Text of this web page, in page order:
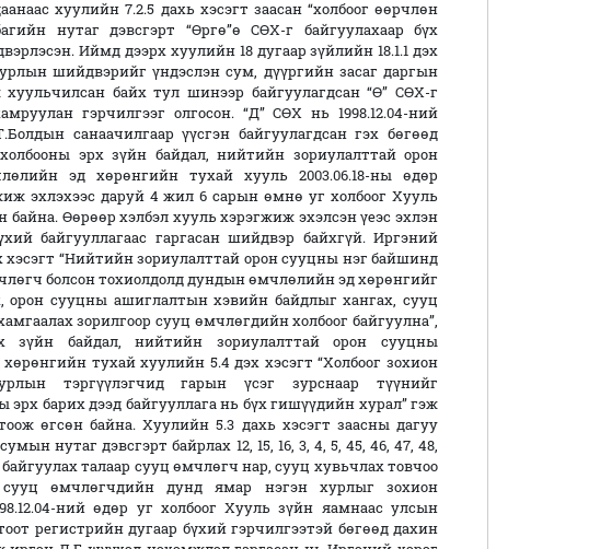
хуулийн 7.2.5 дахь хэсэгт заасан “холбоог өөрчлөн
нутаг дэвсгэрт “Өргө”ө СӨХ-г байгуулахаар бүх
Иймд дээрх хуулийн 18 дугаар зүйлийн 18.1.1 дэх
шийдвэрийг үндэслэн сум, дүүргийн засаг даргын
хуульчилсан байх тул шинээр байгуулагдсан “Ө” СӨХ-г
гэрчилгээг олгосон. “Д” СӨХ нь 1998.12.04-ний
санаачилгаар үүсгэн байгуулагдсан гэх бөгөөд
эрх зүйн байдал, нийтийн зориулалттай орон
эд хөрөнгийн тухай хууль 2003.06.18-ны өдөр
эхлэхээс даруй 4 жил 6 сарын өмнө уг холбоог Хууль
байна. Өөрөөр хэлбэл хууль хэрэгжиж эхэлсэн үеэс эхлэн
байгууллагаас гаргасан шийдвэр байхгүй. Иргэний
хэсэгт “Нийтийн зориулалттай орон сууцны нэг байшинд
болсон тохиолдолд дундын өмчлөлийн эд хөрөнгийг
орон сууцны ашиглалтын хэвийн байдлыг хангах, сууц
зорилгоор сууц өмчлөгдийн холбоог байгуулна”,
зүйн байдал, нийтийн зориулалттай орон сууцны
тухай хуулийн 5.4 дэх хэсэгт “Холбоог зохион
тэргүүлэгчид гарын үсэг зурснаар түүнийг
эрх барих дээд байгууллага нь бүх гишүүдийн хурал” гэж
өгсөн байна. Хуулийн 5.3 дахь хэсэгт заасны дагуу
нутаг дэвсгэрт байрлах 12, 15, 16, 3, 4, 5, 45, 46, 47, 48,
байгуулах талаар сууц өмчлөгч нар, сууц хувьчлах товчоо
өмчлөгчдийн дунд ямар нэгэн хурлыг зохион
ний өдөр уг холбоог Хууль зүйн яамнаас улсын
тоот регистрийн дугаар бүхий гэрчилгээтэй бөгөөд дахин